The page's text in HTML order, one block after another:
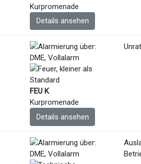
Kurpromenade
Details ansehen
FEU K
Kurpromenade
Details ansehen